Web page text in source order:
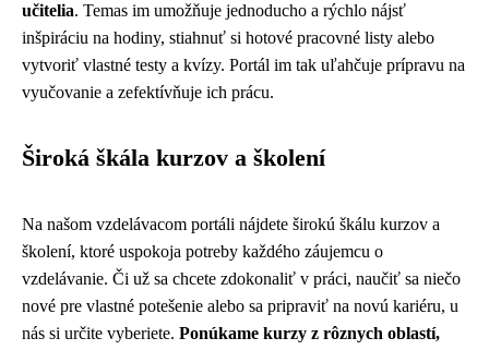
učitelia. Temas im umožňuje jednoducho a rýchlo nájsť
inšpiráciu na hodiny, stiahnuť si hotové pracovné listy alebo
vytvoriť vlastné testy a kvízy. Portál im tak uľahčuje prípravu na
vyučovanie a zefektívňuje ich prácu.
Široká škála kurzov a školení
Na našom vzdelávacom portáli nájdete širokú škálu kurzov a
školení, ktoré uspokoja potreby každého záujemcu o
vzdelávanie. Či už sa chcete zdokonaliť v práci, naučiť sa niečo
nové pre vlastné potešenie alebo sa pripraviť na novú kariéru, u
nás si určite vyberiete. Ponúkame kurzy z rôznych oblastí,